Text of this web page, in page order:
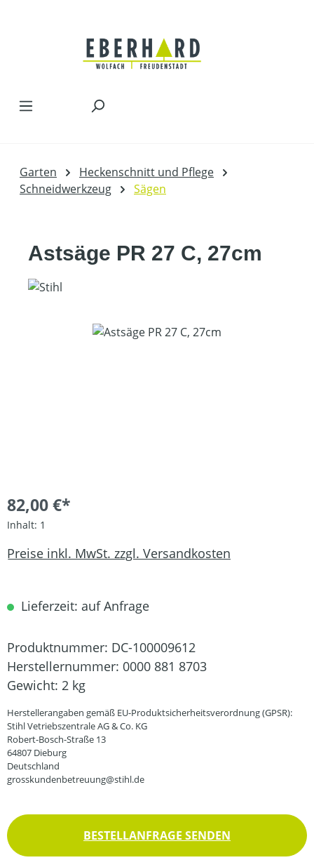
Garten
Heckenschnitt und Pflege
Schneidwerkzeug
Sägen
Astsäge PR 27 C, 27cm
Bildergalerie überspringen
82,00 €*
Inhalt: 1
Preise inkl. MwSt. zzgl. Versandkosten
Lieferzeit: auf Anfrage
Produktnummer: DC-100009612
Herstellernummer: 0000 881 8703
Gewicht: 2 kg
Herstellerangaben gemäß EU-Produktsicherheitsverordnung (GPSR):
Stihl Vetriebszentrale AG & Co. KG
Robert-Bosch-Straße 13
64807 Dieburg
Deutschland
grosskundenbetreuung@stihl.de
BESTELLANFRAGE SENDEN